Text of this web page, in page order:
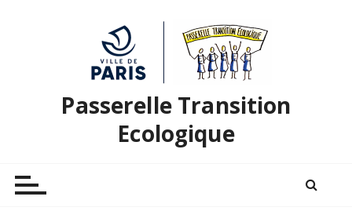
Passerelle Transition
Ecologique